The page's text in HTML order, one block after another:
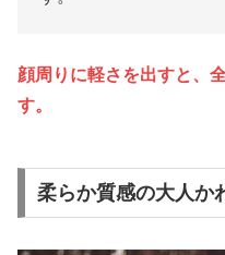
顔周りに軽さを出すと、
す。
柔らか質感の大人か